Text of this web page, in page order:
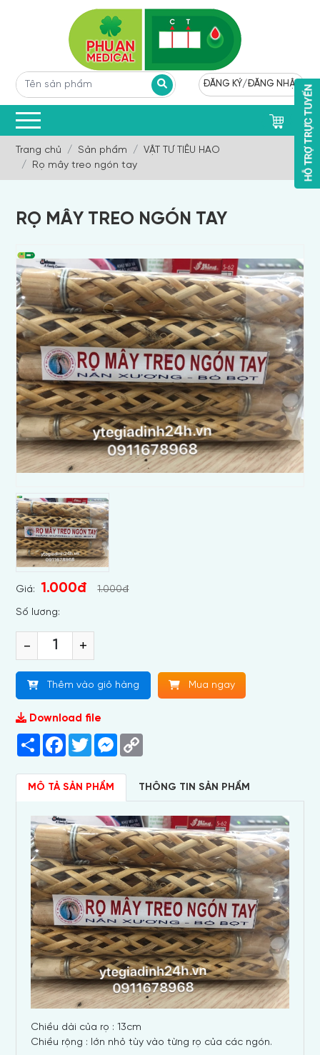
ĐĂNG KÝ/ĐĂNG NHẬP
Trang chủ Sản phẩm
VẬT TƯ TIÊU HAO
Rọ mây treo ngón tay
RỌ MÂY TREO NGÓN TAY
Giá: 1.000đ 1.000đ
Số lương:
- +
Thêm vào giỏ hàng Mua ngay
Download file
Share Facebook
TwitterMessenger
MÔ TẢ SẢN PHẨM THÔNG TIN SẢN PHẨM
Chiều dài của rọ : 13cm
Chiều rộng : lớn nhỏ tùy vào từng rọ của các ngón.